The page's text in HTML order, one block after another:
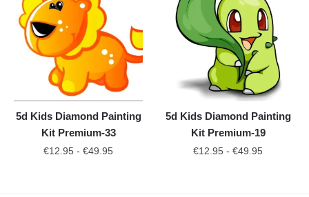
5d Kids Diamond Painting
Kit Premium-33
€12.95 - €49.95
5d Kids Diamond Painting
Kit Premium-19
€12.95 - €49.95